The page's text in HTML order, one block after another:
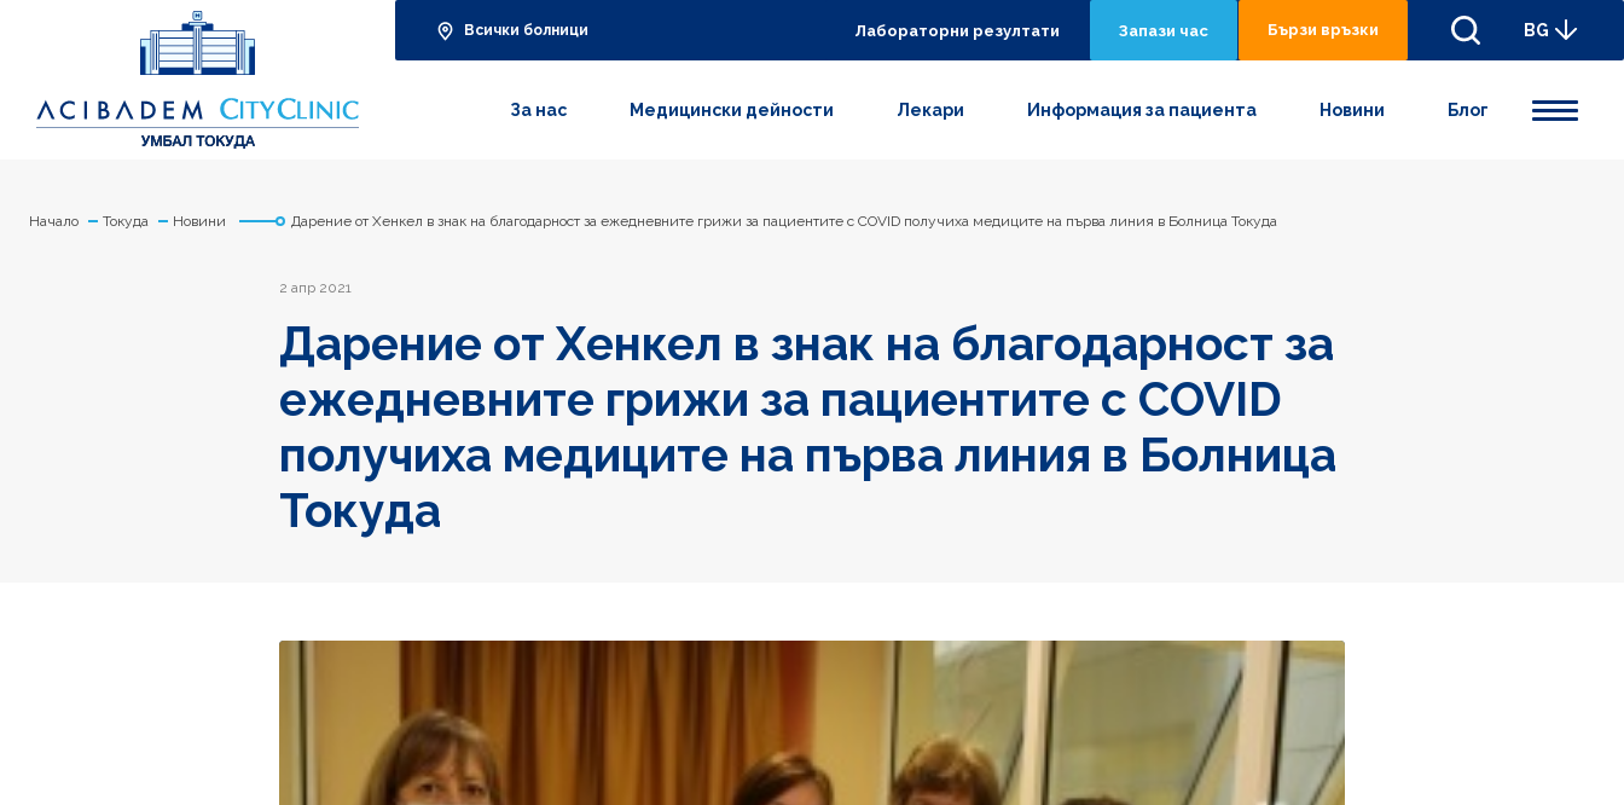
Всички болници Лабораторни резултати Запази час Бързи връзки BG
За нас Медицински дейности Лекари Информация за пациента Новини Блог
Начало Токуда Новини Дарение от Хенкел в знак на благодарност за ежедневните грижи за пациентите с COVID получиха медиците на първа линия в Болница Токуда
2 апр 2021
Дарение от Хенкел в знак на благодарност за
ежедневните грижи за пациентите с COVID
получиха медиците на първа линия в Болница
Токуда